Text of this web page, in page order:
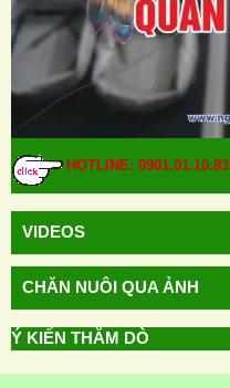
HOTLINE: 0901.01.10.83
VIDEOS
CHĂN NUÔI QUA ẢNH
Ý KIẾN THĂM DÒ